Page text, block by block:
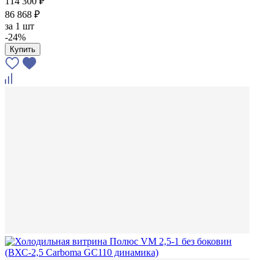
86 868 ₽
за 1 шт
-24%
Купить